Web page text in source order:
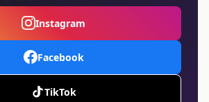
Instagram
Facebook
TikTok